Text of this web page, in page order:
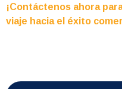
¡Contáctenos ahora
viaje hacia el éxito